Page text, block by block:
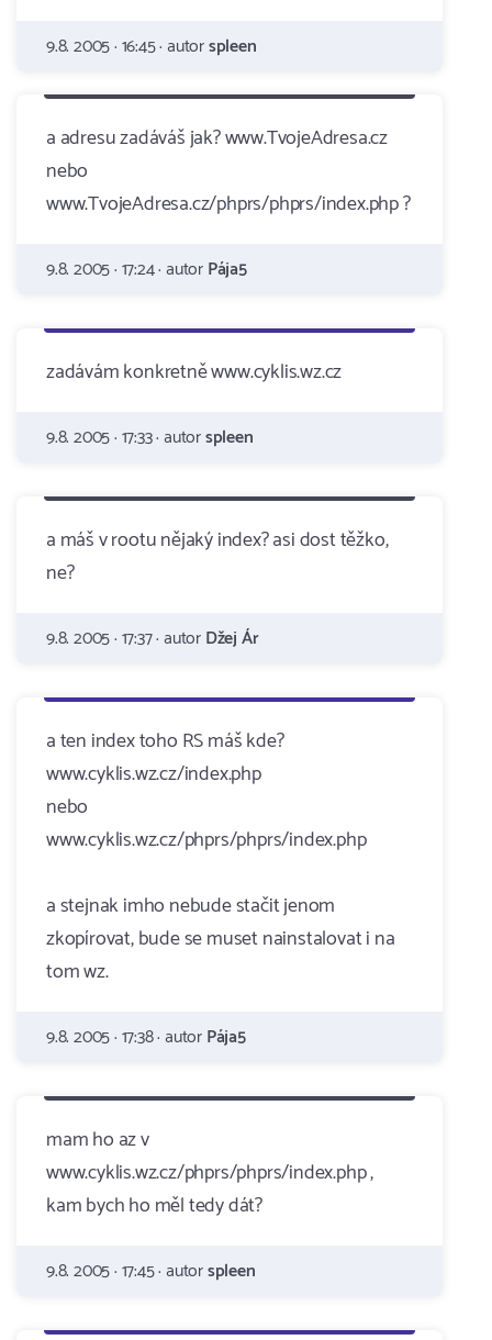
9.8. 2005 · 16:45 · autorspleen
a adresu zadáváš jak? www.TvojeAdresa.cz
nebo
www.TvojeAdresa.cz/phprs/phprs/index.php ?
9.8. 2005 · 17:24 · autorPája5
zadávám konkretně www.cyklis.wz.cz
9.8. 2005 · 17:33 · autorspleen
a máš v rootu nějaký index? asi dost těžko,
ne?
9.8. 2005 · 17:37 · autorDžej Ár
a ten index toho RS máš kde?
www.cyklis.wz.cz/index.php
nebo
www.cyklis.wz.cz/phprs/phprs/index.php
a stejnak imho nebude stačit jenom
zkopírovat, bude se muset nainstalovat i na
tom wz.
9.8. 2005 · 17:38 · autorPája5
mam ho az v
www.cyklis.wz.cz/phprs/phprs/index.php ,
kam bych ho měl tedy dát?
9.8. 2005 · 17:45 · autorspleen